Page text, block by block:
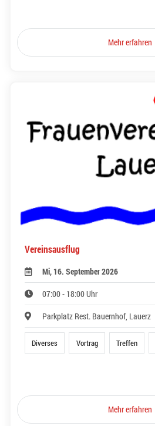
Mehr erfahren
Vereinsausflug
Mi, 16. September 2026
07:00 - 18:00 Uhr
Parkplatz Rest. Bauernhof, Lauerz
Diverses Vortrag Treffen
Mehr erfahren